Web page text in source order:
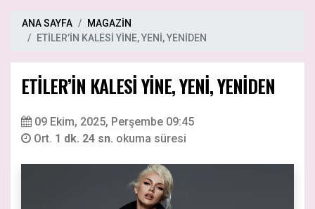
ANA SAYFA
MAGAZİN
ETİLER’İN KALESİ YİNE, YENİ, YENİDEN
ETİLER’İN KALESİ YİNE, YENİ, YENİDEN
09 Ekim, 2025, Perşembe 09:45
Ort. 1 dk. 24 sn. okuma süresi